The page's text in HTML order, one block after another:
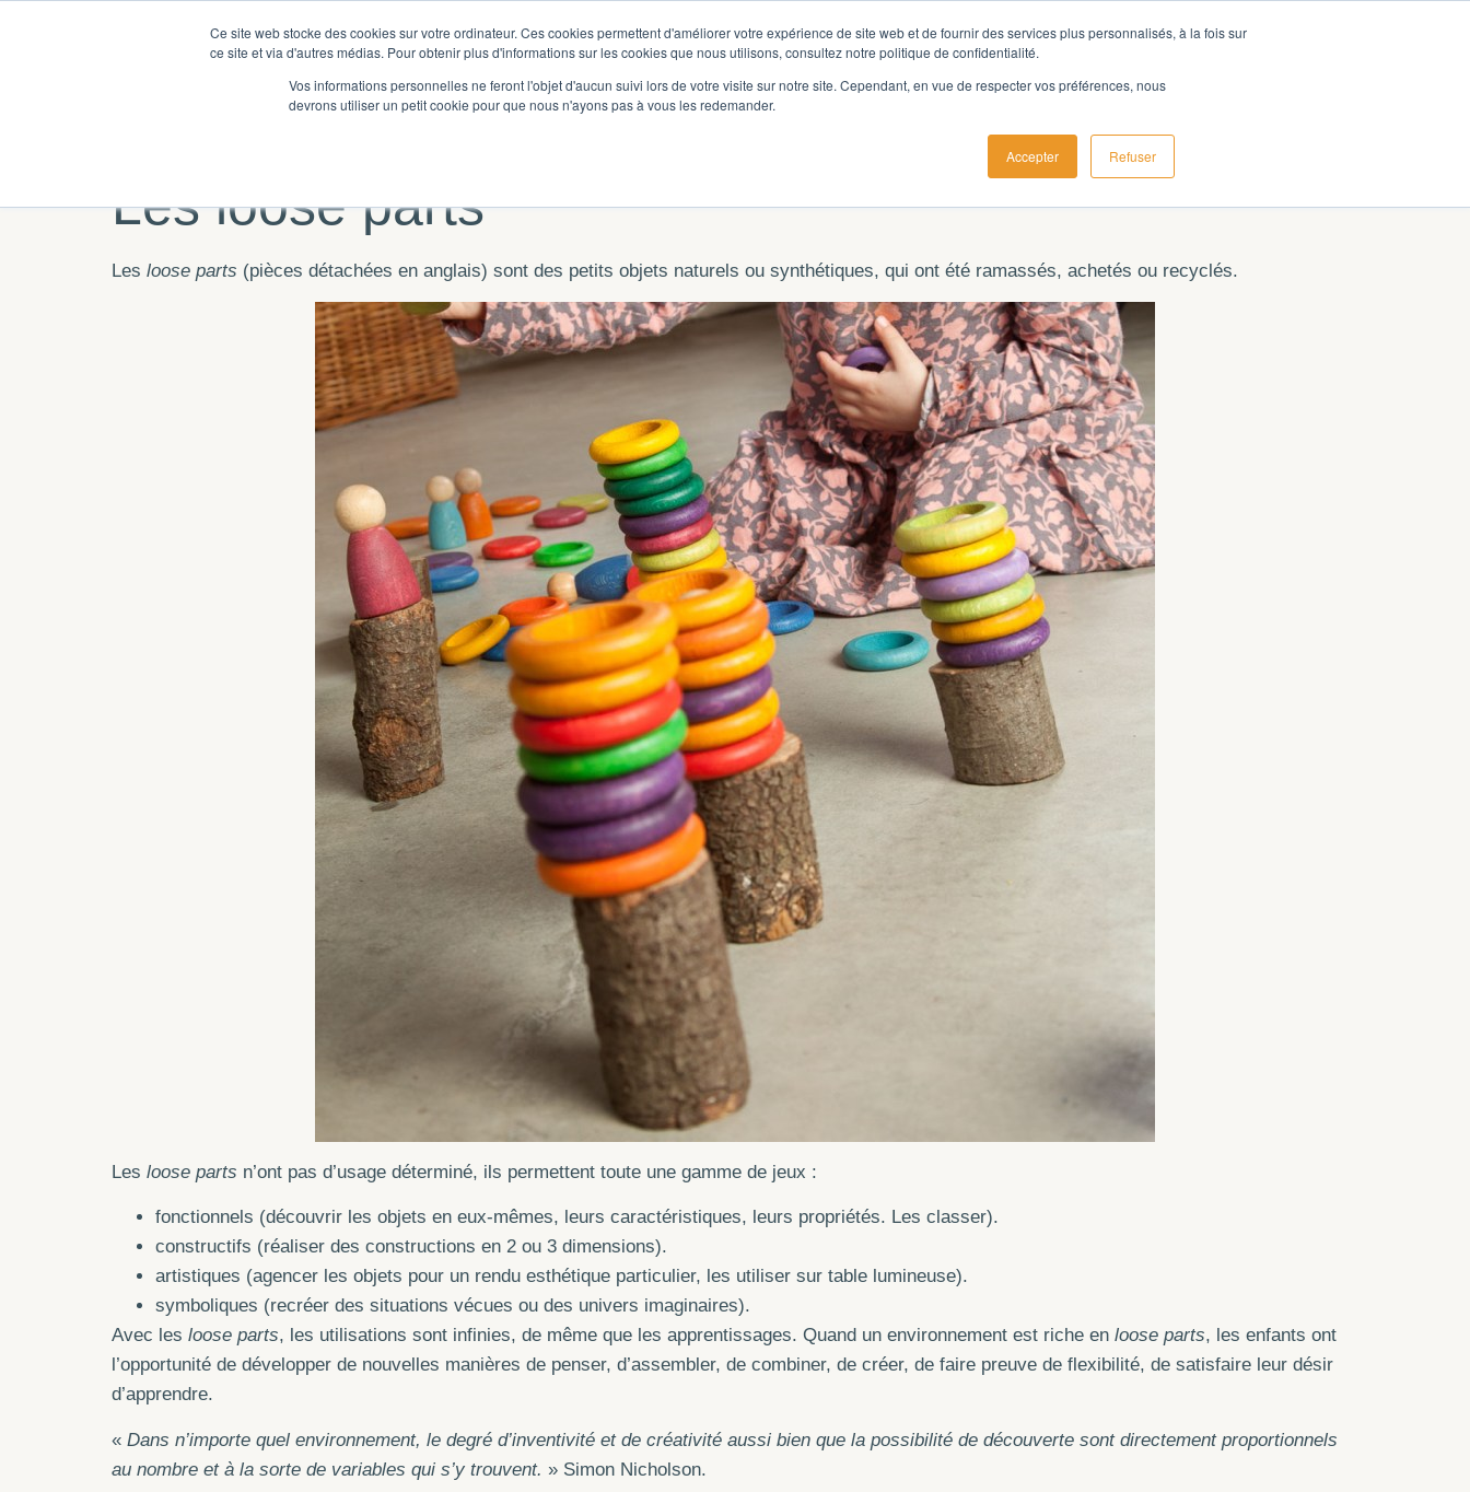
Ce site web stocke des cookies sur votre ordinateur. Ces cookies permettent d'améliorer votre expérience de site web et de fournir des services plus personnalisés, à la fois sur
ce site et via d'autres médias. Pour obtenir plus d'informations sur les cookies que nous utilisons, consultez notre politique de confidentialité.
Vos informations personnelles ne feront l'objet d'aucun suivi lors de votre visite sur notre site. Cependant, en vue de respecter vos préférences, nous
devrons utiliser un petit cookie pour que nous n'ayons pas à vous les redemander.
Accepter Refuser
Les loose parts
Les loose parts (pièces détachées en anglais) sont des petits objets naturels ou synthétiques, qui ont été ramassés, achetés ou recyclés.
Les loose parts n’ont pas d’usage déterminé, ils permettent toute une gamme de jeux :
fonctionnels (découvrir les objets en eux-mêmes, leurs caractéristiques, leurs propriétés. Les classer).
constructifs (réaliser des constructions en 2 ou 3 dimensions).
artistiques (agencer les objets pour un rendu esthétique particulier, les utiliser sur table lumineuse).
symboliques (recréer des situations vécues ou des univers imaginaires).
Avec les loose parts, les utilisations sont infinies, de même que les apprentissages. Quand un environnement est riche en loose parts, les enfants ont
l’opportunité de développer de nouvelles manières de penser, d’assembler, de combiner, de créer, de faire preuve de flexibilité, de satisfaire leur désir
d’apprendre.
« Dans n’importe quel environnement, le degré d’inventivité et de créativité aussi bien que la possibilité de découverte sont directement proportionnels
au nombre et à la sorte de variables qui s’y trouvent. » Simon Nicholson.